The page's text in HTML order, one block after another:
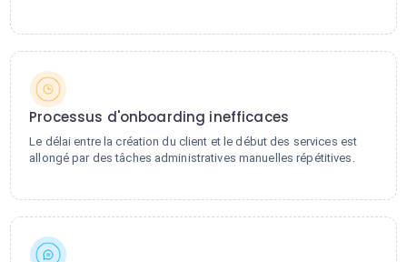
Processus d'onboarding inefficaces
Le délai entre la création du client et le début des services est
allongé par des tâches administratives manuelles répétitives.